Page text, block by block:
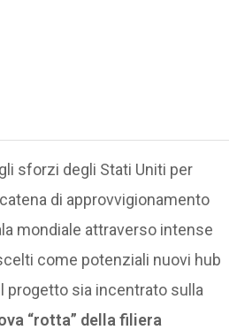
sforzi degli Stati Uniti per
di approvvigionamento
mondiale attraverso intense
come potenziali nuovi hub
progetto sia incentrato sulla
“rotta” della filiera